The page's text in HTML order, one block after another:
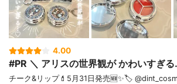
4.00
#PR ＼ アリスの世界観が かわいすぎ
チーク&リップ💄⁡5月31日発売🆕✨⁡🏷️